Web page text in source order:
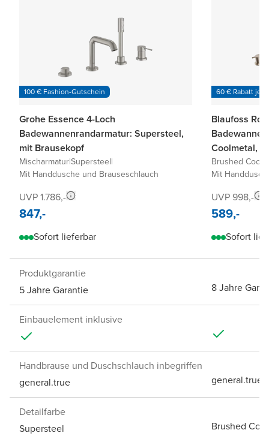
100 € Fashion-Gutschein
Grohe Essence 4-Loch
Badewannenrandarmatur: Supersteel,
mit Brausekopf
Mischarmatur|Supersteel|
Mit Handdusche und Brauseschlauch
UVP 1.786,-
847,-
Sofort lieferbar
60 € Rabatt je
Blaufoss
Coolmetal,
Brushed
Mit
UVP 998,-
589,-
Sofort
Produktgarantie
5 Jahre Garantie
8 Jahre
Einbauelement inklusive
Handbrause und Duschschlauch inbegriffen
general.true
general.true
Detailfarbe
Supersteel
Brushed